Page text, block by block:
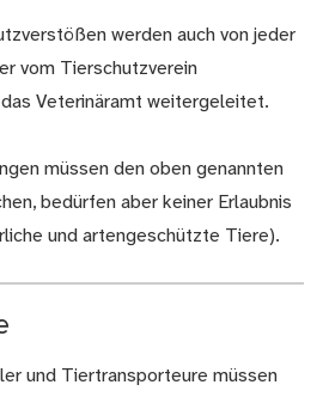
werden auch von jeder
vom Tierschutzverein
Veterinäramt weitergeleitet.
müssen den oben genannten
bedürfen aber keiner Erlaubnis
und artengeschützte Tiere).
und Tiertransporteure müssen